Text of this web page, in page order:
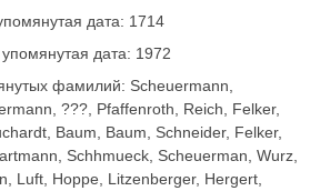
дата: 1714
дата: 1972
фамилий: Scheuermann,
???, Pfaffenroth, Reich, Felker,
Baum, Baum, Schneider, Felker,
Schhmueck, Scheuerman, Wurz,
Luft, Hoppe, Litzenberger, Hergert,